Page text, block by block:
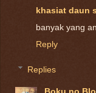
khasiat daun
banyak yang
Reply
Replies
Boku no